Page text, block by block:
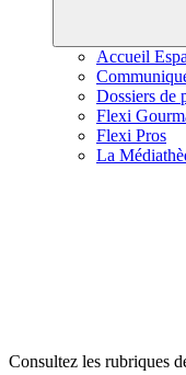
Accueil
Dossiers de
Flexi
Flexi Pros
La
Consultez les rubriques